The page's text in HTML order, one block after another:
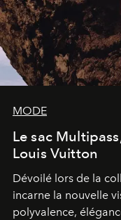
MODE
Le sac
Louis Vuitton
Dévoilé lors de la
incarne la nouvelle
polyvalence,